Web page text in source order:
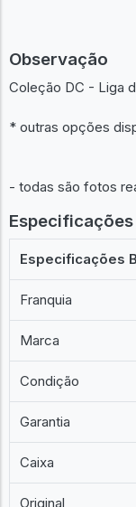
Observação
Coleção DC - Liga
* outras opções
- todas são fotos
Especificações
Especificações
Franquia
Marca
Condição
Garantia
Caixa
Original